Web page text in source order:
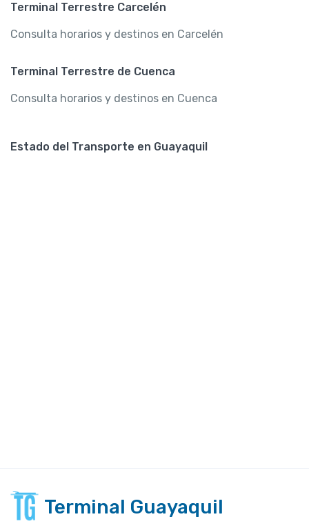
Terminal Terrestre Carcelén
Consulta horarios y destinos en Carcelén
Terminal Terrestre de Cuenca
Consulta horarios y destinos en Cuenca
Estado del Transporte en Guayaquil
Terminal Guayaquil